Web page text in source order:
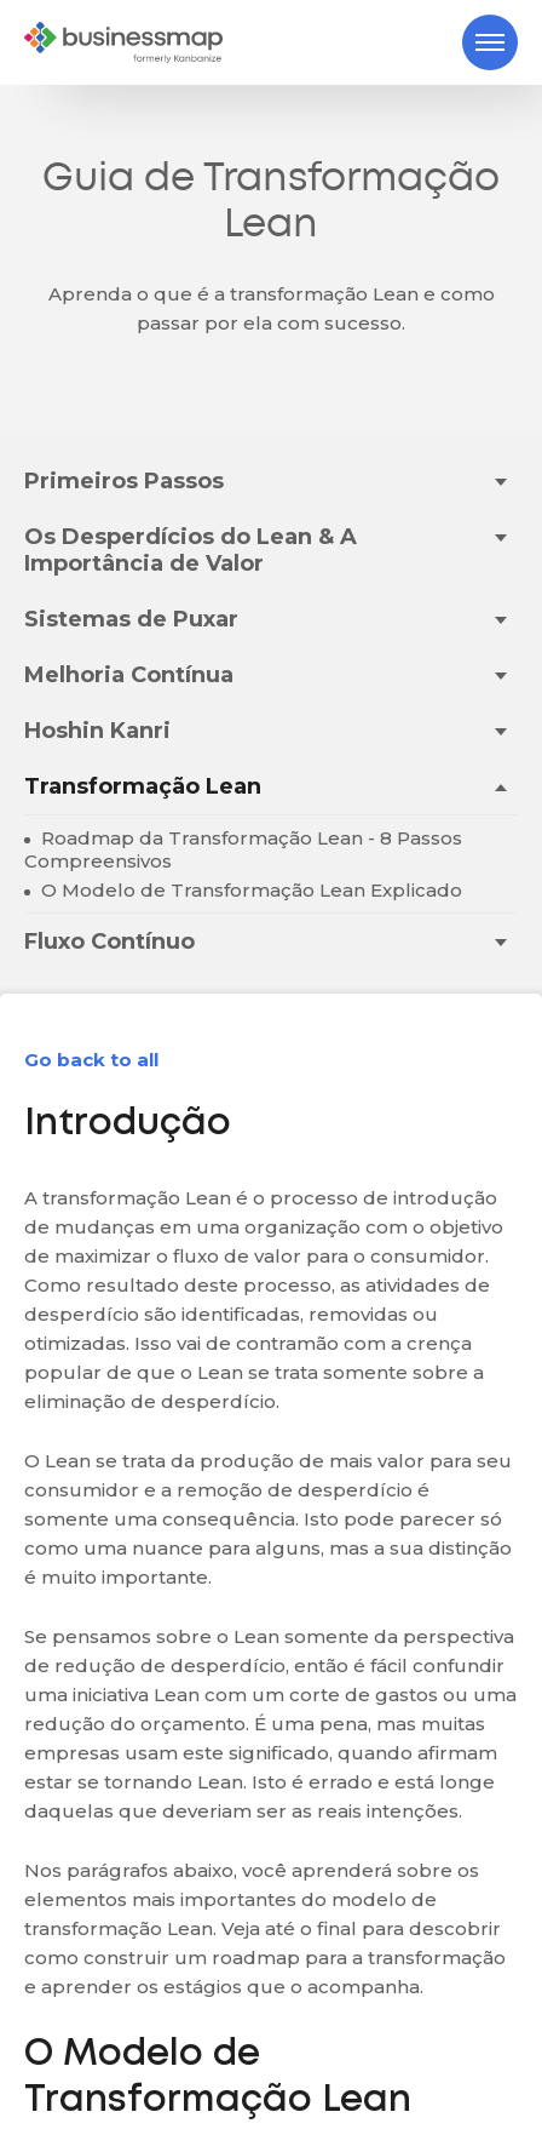
Guia de Transformação
Lean
Aprenda o que é a transformação Lean e como
passar por ela com sucesso.
Primeiros Passos
Os Desperdícios do Lean & A
Importância de Valor
Sistemas de Puxar
Melhoria Contínua
Hoshin Kanri
Transformação Lean
Roadmap da Transformação Lean - 8 Passos
Compreensivos
O Modelo de Transformação Lean Explicado
Fluxo Contínuo
Go back to all
Introdução
A transformação Lean é o processo de introdução
de mudanças em uma organização com o objetivo
de maximizar o fluxo de valor para o consumidor.
Como resultado deste processo, as atividades de
desperdício são identificadas, removidas ou
otimizadas. Isso vai de contramão com a crença
popular de que o Lean se trata somente sobre a
eliminação de desperdício.
O Lean se trata da produção de mais valor para seu
consumidor e a remoção de desperdício é
somente uma consequência. Isto pode parecer só
como uma nuance para alguns, mas a sua distinção
é muito importante.
Se pensamos sobre o Lean somente da perspectiva
de redução de desperdício, então é fácil confundir
uma iniciativa Lean com um corte de gastos ou uma
redução do orçamento. É uma pena, mas muitas
empresas usam este significado, quando afirmam
estar se tornando Lean. Isto é errado e está longe
daquelas que deveriam ser as reais intenções.
Nos parágrafos abaixo, você aprenderá sobre os
elementos mais importantes do modelo de
transformação Lean. Veja até o final para descobrir
como construir um roadmap para a transformação
e aprender os estágios que o acompanha.
O Modelo de
Transformação Lean